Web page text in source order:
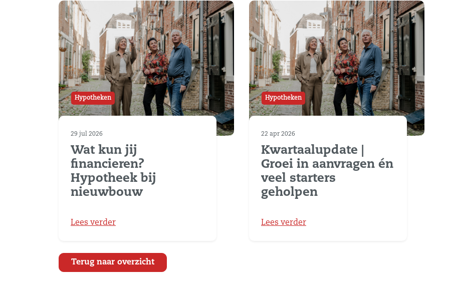
Hypotheken
29 jul 2026
Wat kun jij
financieren?
Hypotheek bij
nieuwbouw
Lees verder
Hypotheken
22 apr 2026
Kwartaalupdate |
Groei in aanvragen én
veel starters
geholpen
Lees verder
Terug naar overzicht